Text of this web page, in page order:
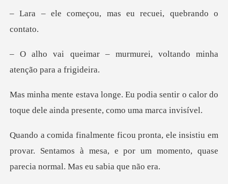
u, mas eu recuei, q
rmurei, voltando minha
at
ia sentir o calor do
toque dele aind
stiu em
provar. Sentamos à mesa, e por um momento